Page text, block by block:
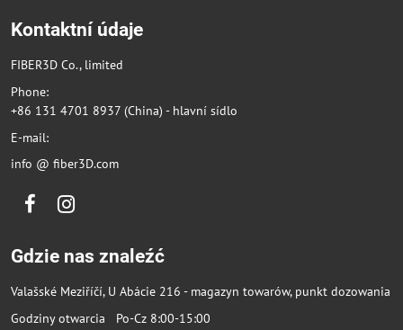
Kontaktní údaje
FIBER3D Co., limited
Phone:
+86 131 4701 8937 (China) - hlavní sídlo
E-mail:
info @ fiber3D.com
FacebookInstagram
Gdzie nas znaleźć
Valašské Meziříčí, U Abácie 216 - magazyn towarów, punkt dozowania
Godziny otwarcia Po-Cz 8:00-15:00